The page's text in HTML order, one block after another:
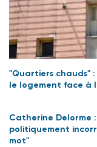
"Quartiers chauds"
le logement face à
Catherine Delorme
politiquement
mot"